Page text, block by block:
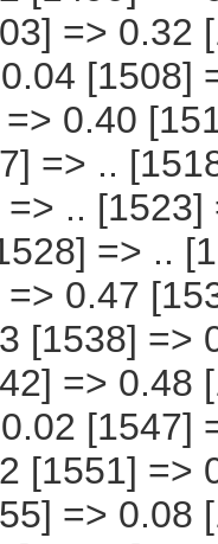
República Checa [5] => Dinamarca [6] => Alemania [7] => Estonia [8] => Irlanda [9] => Grecia [10] => España [11] => Francia [12] => Italia [13] => Chipre [14] => Letonia [15] => Lituania [16] => Luxemburgo [17] => Hungría [18] => Malta [19] => Países Bajos [20] => Austria [21] => Polonia [22] => Portugal [23] => Rumanía [24] => Eslovenia [25] => Eslovaquia [26] => Finlandia [27] => Suecia [28] => Reino Unido ) [periodo] => Array ( [0] => 1990 [1] => 1991 [2] => 1992 [3] => 1993 [4] => 1994 [5] => 1995 [6] => 1996 [7] => 1997 [8] => 1998 [9] => 1999 [10] => 2000 [11] => 2001 [12] => 2002 [13] => 2003 [14] => 2004 [15] => 2005 [16] => 2006 [17] => 2007 ) [indicador] => Array (